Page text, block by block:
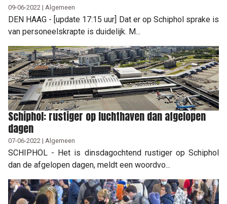
09-06-2022 | Algemeen
DEN HAAG - [update 17:15 uur] Dat er op Schiphol sprake is
van personeelskrapte is duidelijk. M...
Schiphol: rustiger op luchthaven dan afgelopen
dagen
07-06-2022 | Algemeen
SCHIPHOL - Het is dinsdagochtend rustiger op Schiphol
dan de afgelopen dagen, meldt een woordvo...